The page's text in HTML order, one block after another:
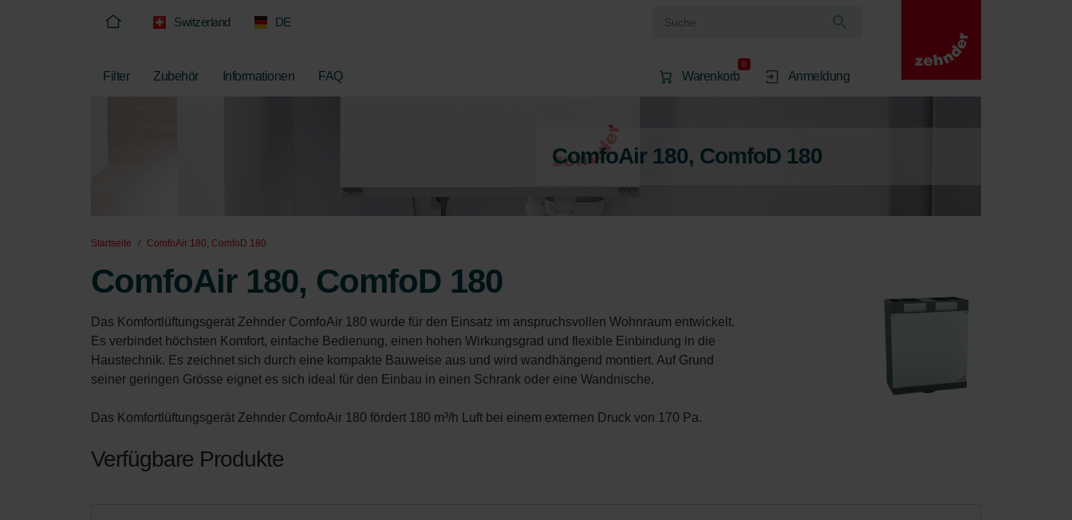
Switzerland DE
Filter Zubehör Informationen FAQ Warenkorb
0
Anmeldung
ComfoAir 180, ComfoD 180
Startseite ComfoAir 180, ComfoD 180
ComfoAir 180, ComfoD 180
Das Komfortlüftungsgerät Zehnder ComfoAir 180 wurde für den Einsatz im anspruchsvollen Wohnraum entwickelt.
Es verbindet höchsten Komfort, einfache Bedienung, einen hohen Wirkungsgrad und flexible Einbindung in die
Haustechnik. Es zeichnet sich durch eine kompakte Bauweise aus und wird wandhängend montiert. Auf Grund
seiner geringen Grösse eignet es sich ideal für den Einbau in einen Schrank oder eine Wandnische.
Das Komfortlüftungsgerät Zehnder ComfoAir 180 fördert 180 m³/h Luft bei einem externen Druck von 170 Pa.
Verfügbare Produkte